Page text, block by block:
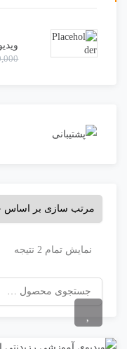
نمایش تمام 2 نتیجه